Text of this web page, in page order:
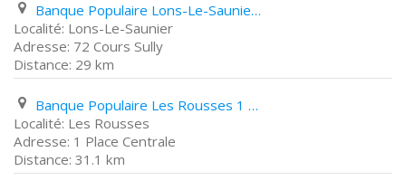
Banque Populaire Lons-Le-Saunier 72 Cours Sully
Lons-Le-Saunier
72 Cours Sully
29 km
Banque Populaire Les Rousses 1 Place Centrale
Les Rousses
1 Place Centrale
31.1 km